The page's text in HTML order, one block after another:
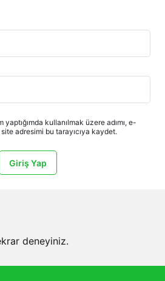
kullanılmak üzere adımı, e-
adresimi bu tarayıcıya kaydet.
Giriş Yap
deneyiniz.